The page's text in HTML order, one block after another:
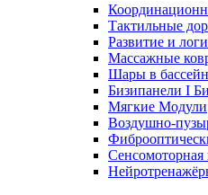
Тактильные
Развитие и
Массажные
Шары в бассейн
Бизипанели I
Мягкие Модули
Воздушно-
Сенсомоторная